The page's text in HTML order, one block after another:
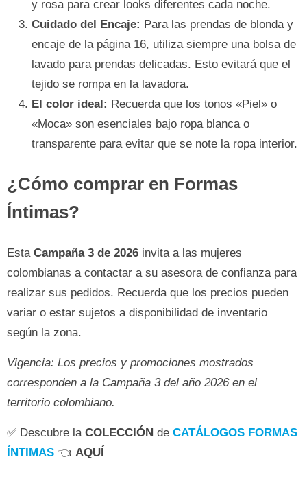
y rosa para crear looks diferentes cada noche.
Cuidado del Encaje: Para las prendas de blonda y
encaje de la página 16, utiliza siempre una bolsa de
lavado para prendas delicadas. Esto evitará que el
tejido se rompa en la lavadora.
El color ideal: Recuerda que los tonos «Piel» o
«Moca» son esenciales bajo ropa blanca o
transparente para evitar que se note la ropa interior.
¿Cómo comprar en Formas
Íntimas?
Esta Campaña 3 de 2026 invita a las mujeres
colombianas a contactar a su asesora de confianza para
realizar sus pedidos. Recuerda que los precios pueden
variar o estar sujetos a disponibilidad de inventario
según la zona.
Vigencia: Los precios y promociones mostrados
corresponden a la Campaña 3 del año 2026 en el
territorio colombiano.
✅ Descubre la COLECCIÓN de CATÁLOGOS FORMAS
ÍNTIMAS 👈 AQUÍ